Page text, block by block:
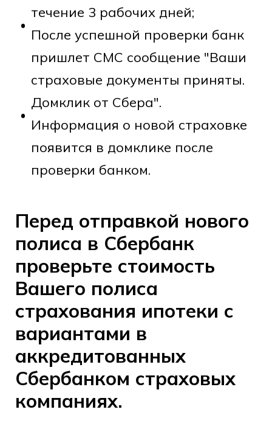
течение 3 рабочих дней;
После успешной проверки банк
пришлет СМС сообщение "Ваши
страховые документы приняты.
Домклик от Сбера".
Информация о новой страховке
появится в домклике после
проверки банком.
Перед отправкой нового
полиса в Сбербанк
проверьте стоимость
Вашего полиса
страхования ипотеки с
вариантами в
аккредитованных
Сбербанком страховых
компаниях.